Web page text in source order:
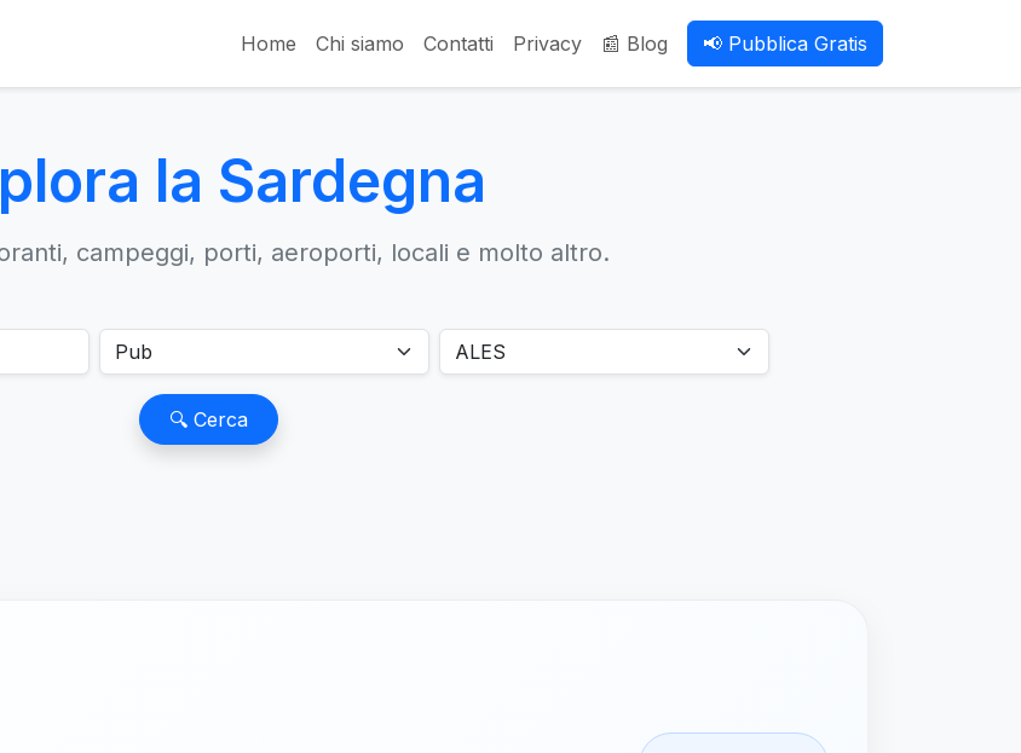
Home Chi siamo Contatti Privacy 📰 Blog 📢 Pubblica Gratis
la Sardegna
campeggi, porti, aeroporti, locali e molto altro.
🔍 Cerca